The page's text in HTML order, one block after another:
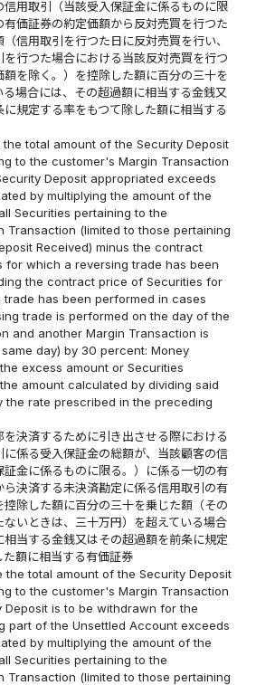
信用取引（当該受入保証金に係るものに限
有価証券の約定価額から反対売買を行つた
信用取引を行つた日に反対売買を行い、
を行つた場合における当該反対売買を行つ
額を除く。）を控除した額に百分の三十を
場合には、その超過額に相当する金銭又
規定する率をもつて除した額に相当する
total amount of the Security Deposit
to the customer's Margin Transaction
Deposit appropriated exceeds
by multiplying the amount of the
Securities pertaining to the
Transaction (limited to those pertaining
Received) minus the contract
for which a reversing trade has been
the contract price of Securities for
has been performed in cases
trade is performed on the day of the
and another Margin Transaction is
day) by 30 percent: Money
excess amount or Securities
amount calculated by dividing said
the rate prescribed in the preceding
決済するために引き出させる際における
に係る受入保証金の総額が、当該顧客の信
証金に係るものに限る。）に係る一切の有
決済する未決済勘定に係る信用取引の有
除した額に百分の三十を乗じた額（その
いときは、三十万円）を超えている場合
相当する金銭又はその超過額を前条に規定
額に相当する有価証券
the total amount of the Security Deposit
to the customer's Margin Transaction
Deposit is to be withdrawn for the
part of the Unsettled Account exceeds
by multiplying the amount of the
Securities pertaining to the
Transaction (limited to those pertaining